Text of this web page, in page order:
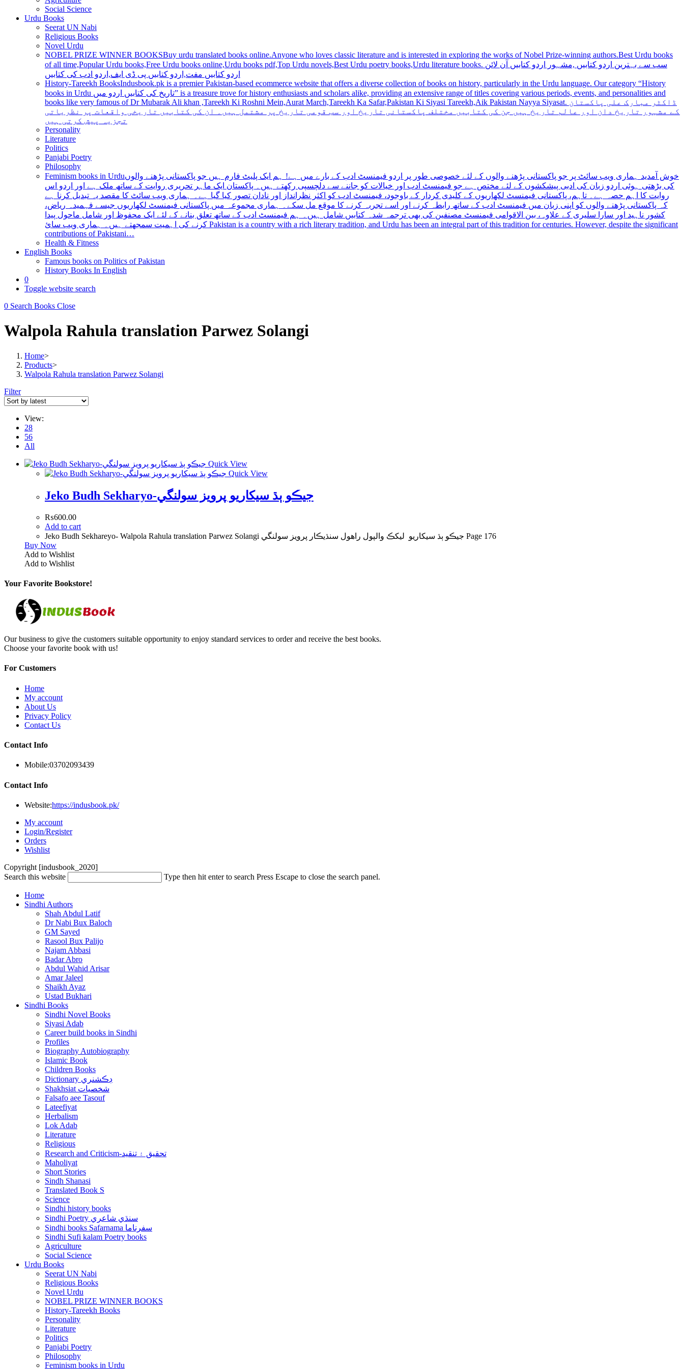
Social Science
Urdu Books
Seerat UN Nabi
Religious Books
Novel Urdu
NOBEL PRIZE WINNER BOOKSBuy urdu translated books online.Anyone who loves classic literature and is interested in exploring the works of Nobel Prize-winning authors.Best Urdu books
of all time,Popular Urdu books,Free Urdu books online,Urdu books pdf,Top Urdu novels,Best Urdu poetry books,Urdu literature books. سب سے بہترین اردو کتابیں ,مشہور اردو کتابیں آن لائن
اردو کتابیں مفت,اردو کتابیں پی ڈی ایف,اردو ادب کی کتابیں
History-Tareekh BooksIndusbook.pk is a premier Pakistan-based ecommerce website that offers a diverse collection of books on history, particularly in the Urdu language. Our category “History
books in Urdu تاریخ کی کتابیں اردو میں” is a treasure trove for history enthusiasts and scholars alike, providing an extensive range of titles covering various periods, events, and personalities and
books like very famous of Dr Mubarak Ali khan ,Tareekh Ki Roshni Mein,Aurat March,Tareekh Ka Safar,Pakistan Ki Siyasi Tareekh,Aik Pakistan Nayya Siyasat. ڈاکٹر مبارک علی پاکستان
کے مشہور تاریخ دان اور عالم تاریخ ہیں جن کی کتابیں مختلف پاکستانی تاریخ اور سب قومی تاریخ پر مشتمل ہیں۔ ان کی کتابیں تاریخی واقعات پر نظریاتی
تجزیہ پیش کرتی ہیں
Personality
Literature
Politics
Panjabi Poetry
Philosophy
Feminism books in Urduخوش آمدید ہماری ویب سائٹ پر جو پاکستانی پڑھنے والوں کے لئے خصوصی طور پر اردو فیمنسٹ ادب کے بارے میں ہے! ہم ایک پلیٹ فارم ہیں جو پاکستانی پڑھنے والوں
کی بڑھتی ہوئی اردو زبان کی ادبی پیشکشوں کے لئے مختص ہے جو فیمنسٹ ادب اور خیالات کو جاننے سے دلچسپی رکھتے ہیں۔ پاکستان ایک ماہر تحریری روایت کے ساتھ ملک ہے اور اردو اس
روایت کا اہم حصہ ہے۔ تاہم، پاکستانی فیمنسٹ لکھاریوں کے کلیدی کردار کے باوجود، فیمنسٹ ادب کو اکثر نظرانداز اور نادان تصور کیا گیا ہے۔ ہماری ویب سائٹ کا مقصد یہ تبدیل کرنا ہے
کہ پاکستانی پڑھنے والوں کو اپنی زبان میں فیمنسٹ ادب کے ساتھ رابطہ کرنے اور اسے تجربہ کرنے کا موقع مل سکے۔ ہماری مجموعہ میں پاکستانی فیمنسٹ لکھاریوں جیسے فہمیدہ ریاض،
کشور ناہید اور سارا سلیری کے علاوہ، بین الاقوامی فیمنسٹ مصنفین کی بھی ترجمہ شدہ کتابیں شامل ہیں۔ ہم فیمنسٹ ادب کے ساتھ تعلق بنانے کے لئے ایک محفوظ اور شامل ماحول پیدا
کرنے کی اہمیت سمجھتے ہیں۔ ہماری ویب سائ Pakistan is a country with a rich literary tradition, and Urdu has been an integral part of this tradition for centuries. However, despite the significant
contributions of Pakistani…
Health & Fitness
English Books
Famous books on Politics of Pakistan
History Books In English
0
Toggle website search
0 Search Books Close
Walpola Rahula translation Parwez Solangi
Home>
Products>
Walpola Rahula translation Parwez Solangi
Filter
View:
28
56
All
Quick View
Quick View
Jeko Budh Sekharyo-جيڪو ٻڌ سيکاريو پرويز سولنگي
₨600.00
Add to cart
Jeko Budh Sekhareyo- Walpola Rahula translation Parwez Solangi جيڪو ٻڌ سيکاريو ليکڪ والپول راهول سنڌيڪار پرويز سولنگي Page 176
Buy Now
Add to Wishlist
Add to Wishlist
Your Favorite Bookstore!
Our business to give the customers suitable opportunity to enjoy standard services to order and receive the best books.
Choose your favorite book with us!
For Customers
Home
My account
About Us
Privacy Policy
Contact Us
Contact Info
Mobile:03702093439
Contact Info
Website:https://indusbook.pk/
My account
Login/Register
Orders
Wishlist
Copyright [indusbook_2020]
Search this website
Type then hit enter to search Press Escape to close the search panel.
Home
Sindhi Authors
Shah Abdul Latif
Dr Nabi Bux Baloch
GM Sayed
Rasool Bux Palijo
Najam Abbasi
Badar Abro
Abdul Wahid Arisar
Amar Jaleel
Shaikh Ayaz
Ustad Bukhari
Sindhi Books
Sindhi Novel Books
Siyasi Adab
Career build books in Sindhi
Profiles
Biography Autobiography
Islamic Book
Children Books
Dictionary ڊڪشنري
Shakhsiat شخصيات
Falsafo aee Tasouf
Lateefiyat
Herbalism
Lok Adab
Literature
Religious
Research and Criticism-تحقيق ۽ تنقيد
Maholiyat
Short Stories
Sindh Shanasi
Translated Book S
Science
Sindhi history books
Sindhi Poetry سنڌي شاعري
Sindhi books Safarnama سفرناما
Sindhi Sufi kalam Poetry books
Agriculture
Social Science
Urdu Books
Seerat UN Nabi
Religious Books
Novel Urdu
NOBEL PRIZE WINNER BOOKS
History-Tareekh Books
Personality
Literature
Politics
Panjabi Poetry
Philosophy
Feminism books in Urdu